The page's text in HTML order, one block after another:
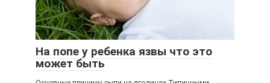
На попе у ребенка язвы что это
может быть